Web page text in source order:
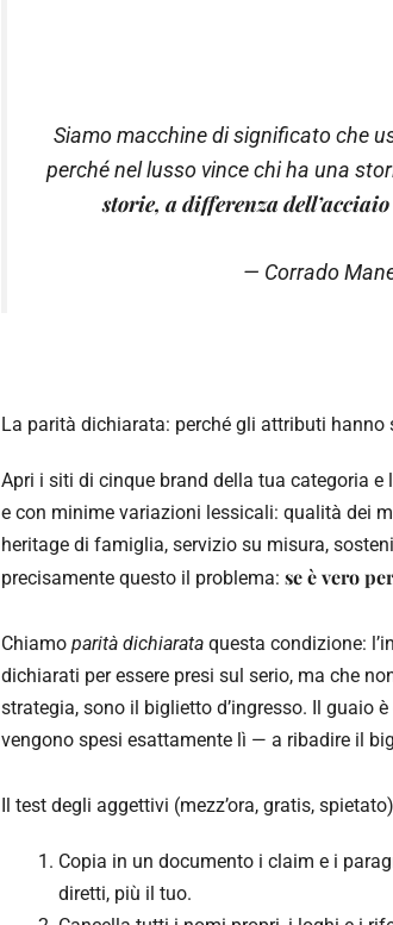
Siamo macchine di significato che
perché nel lusso vince chi ha una
storie, a differenza
— Corrado
La parità dichiarata: perché gli attributi
Apri i siti di cinque brand della tua categoria e
e con minime variazioni lessicali: qualità dei
heritage di famiglia, servizio su misura,
precisamente questo il problema: se è vero
Chiamo parità dichiarata questa condizione:
dichiarati per essere presi sul serio, ma che
strategia, sono il biglietto d’ingresso. Il guaio
vengono spesi esattamente lì — a ribadire il
Il test degli aggettivi (mezz’ora, gratis, spietato)
Copia in un documento i claim e i
diretti, più il tuo.